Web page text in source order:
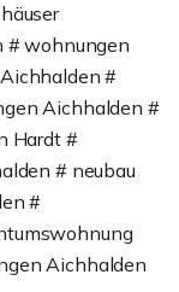
# wohnungen
#
Aichhalden #
Hardt #
# neubau
#
Aichhalden